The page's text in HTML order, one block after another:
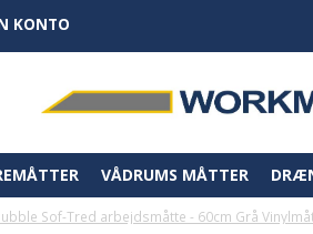
KONTO
VÅDRUMS MÅTTER
Sof-Tred arbejdsmåtte - 60cm Grå